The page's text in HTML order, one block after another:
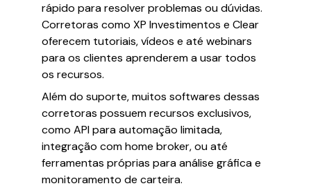
rápido para resolver problemas ou dúvidas.
Corretoras como XP Investimentos e Clear
oferecem tutoriais, vídeos e até webinars
para os clientes aprenderem a usar todos
os recursos.
Além do suporte, muitos softwares dessas
corretoras possuem recursos exclusivos,
como API para automação limitada,
integração com home broker, ou até
ferramentas próprias para análise gráfica e
monitoramento de carteira.